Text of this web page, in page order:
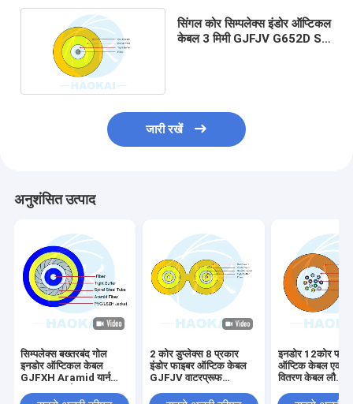
सिंगल कोर सिम्पलेक्स इंडोर ऑप्टिकल
केबल 3 मिमी GJFJV G652D SM
जारी रखें
अनुशंसित उत्पाद
सिम्पलेक्स बख्तरबंद गोल
इनडोर ऑप्टिकल केबल
GJFXH Aramid यार्न
2 कोर डुप्लेक्स 8 प्रकार
इंडोर फाइबर ऑप्टिक केबल
GJFJV वाटरप्रूफ
इनडोर 12कोर
ऑप्टिक केबल एकल
वितरण केबल लौ